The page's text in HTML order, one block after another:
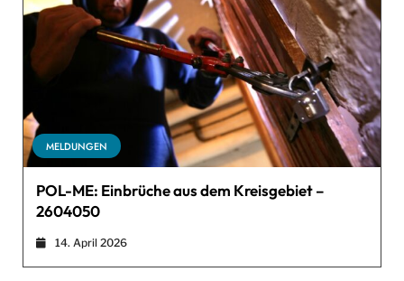
MELDUNGEN
POL-ME: Einbrüche aus dem Kreisgebiet –
2604050
14. April 2026